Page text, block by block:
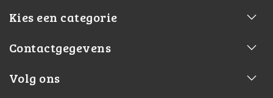
Kies een categorie
Contactgegevens
Volg ons